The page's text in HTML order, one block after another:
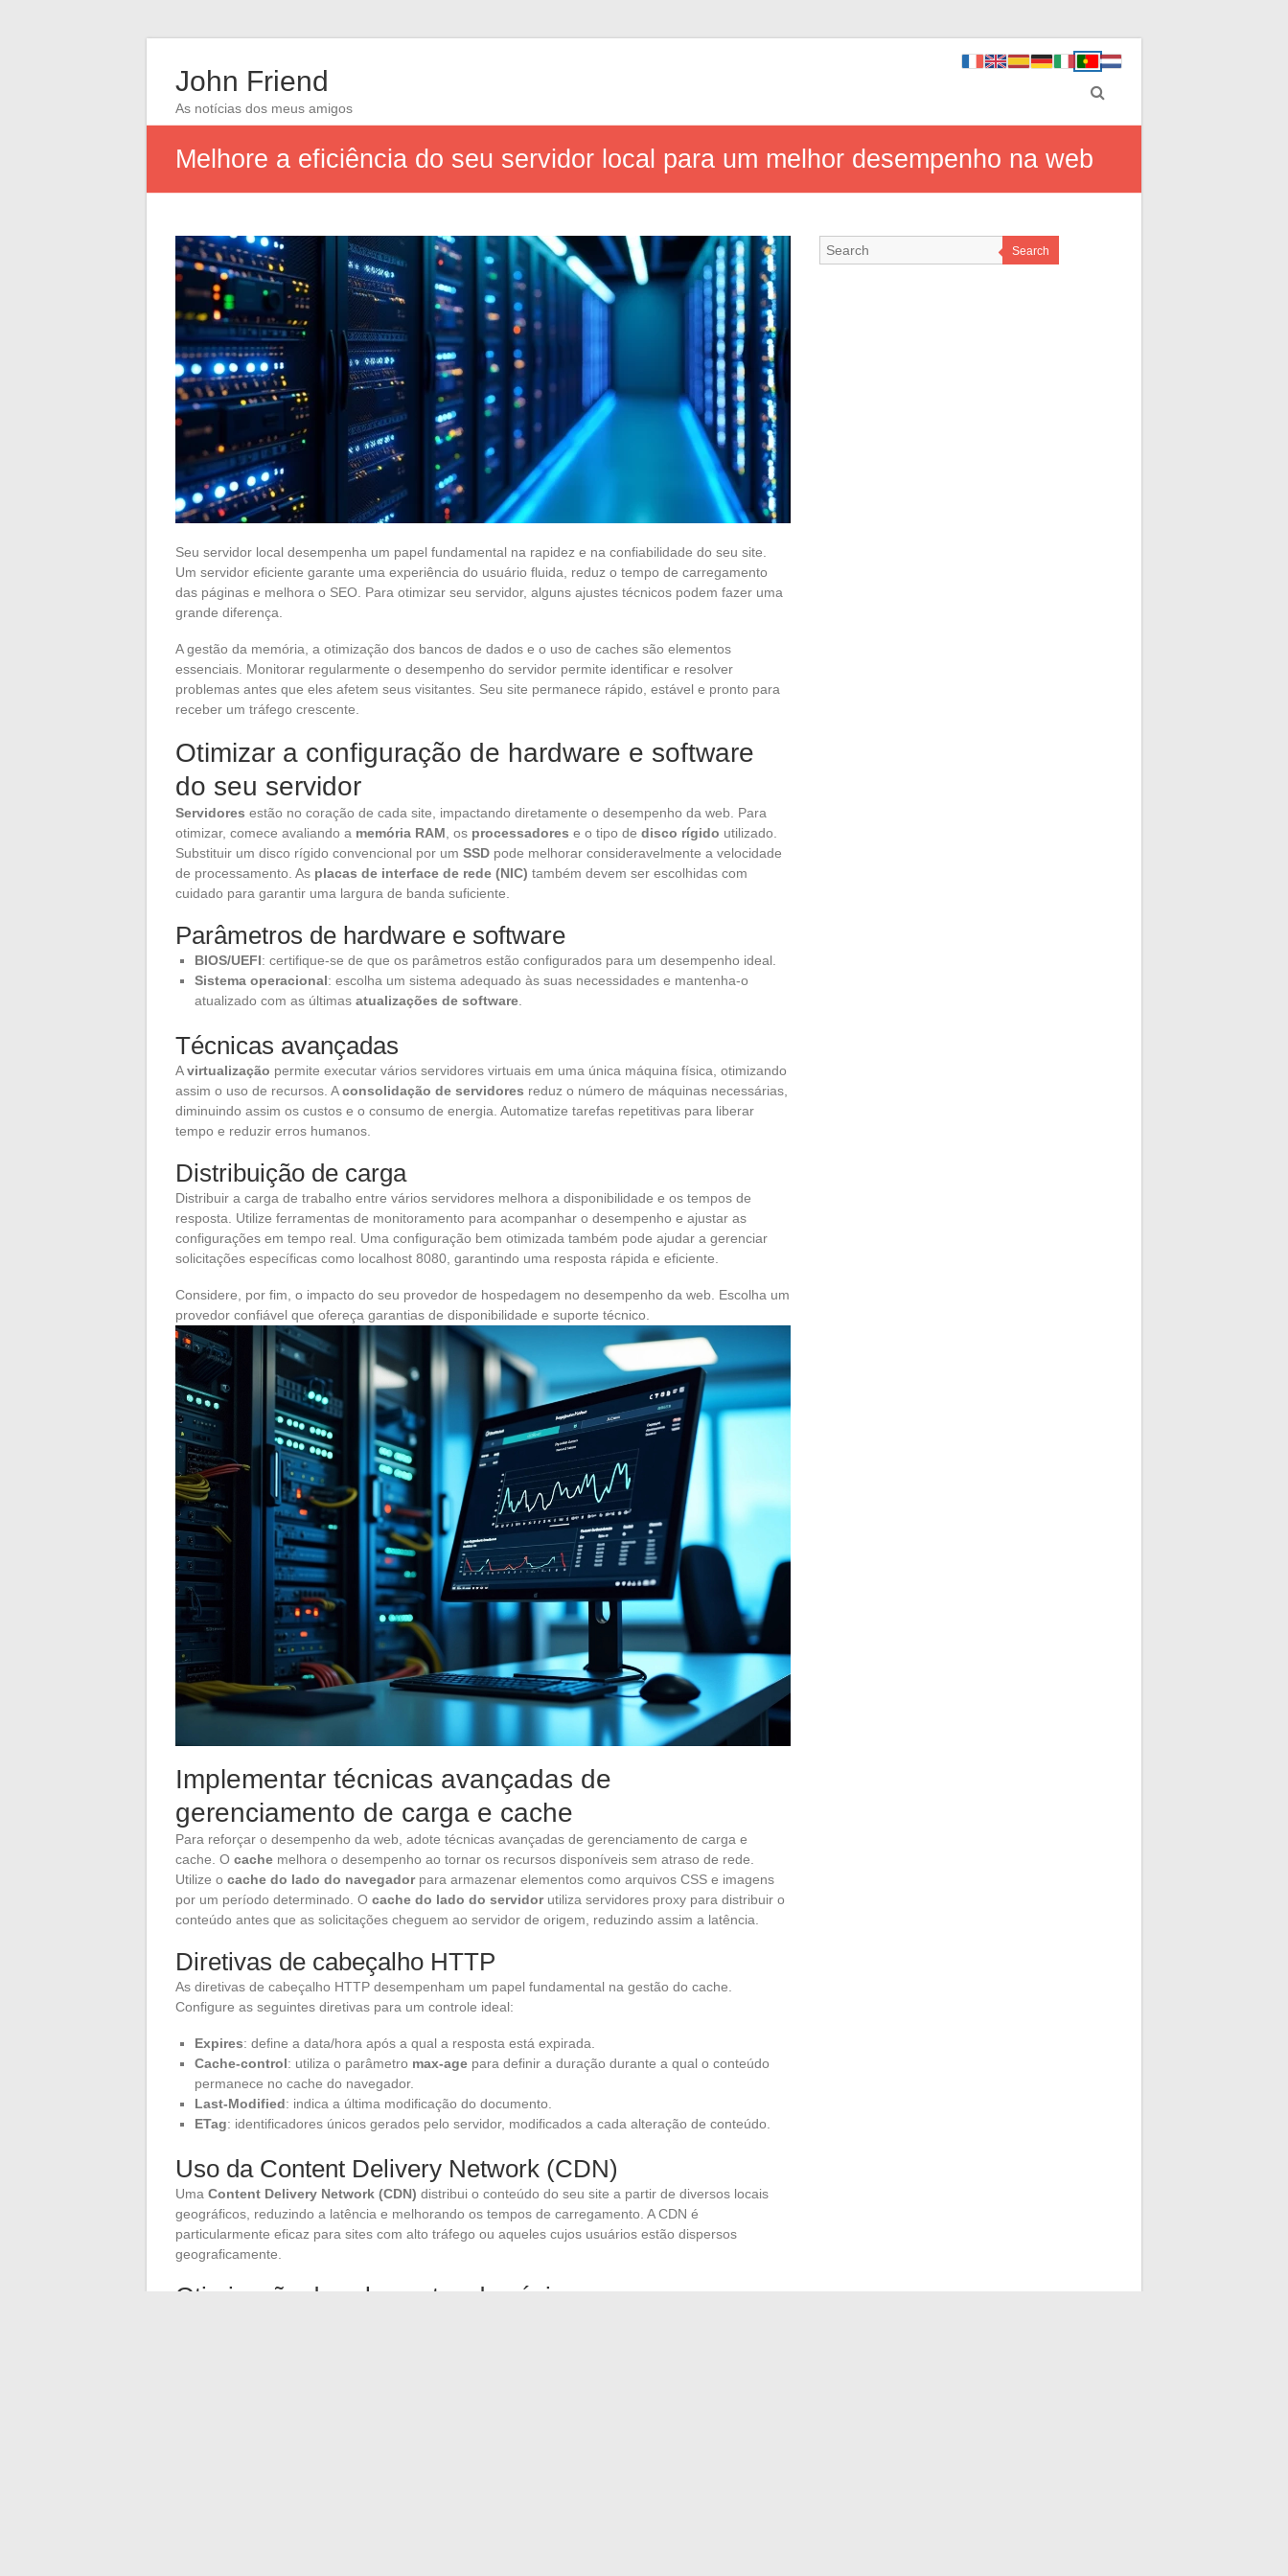
John Friend
As notícias dos meus amigos
Melhore a eficiência do seu servidor local para um melhor desempenho na web
Seu servidor local desempenha um papel fundamental na rapidez e na confiabilidade do seu site.
Um servidor eficiente garante uma experiência do usuário fluida, reduz o tempo de carregamento
das páginas e melhora o SEO. Para otimizar seu servidor, alguns ajustes técnicos podem fazer uma
grande diferença.
A gestão da memória, a otimização dos bancos de dados e o uso de caches são elementos
essenciais. Monitorar regularmente o desempenho do servidor permite identificar e resolver
problemas antes que eles afetem seus visitantes. Seu site permanece rápido, estável e pronto para
receber um tráfego crescente.
Otimizar a configuração de hardware e software
do seu servidor
Servidores estão no coração de cada site, impactando diretamente o desempenho da web. Para
otimizar, comece avaliando a memória RAM , os processadores e o tipo de disco rígido utilizado.
Substituir um disco rígido convencional por um SSD pode melhorar consideravelmente a velocidade
de processamento. As placas de interface de rede (NIC) também devem ser escolhidas com
cuidado para garantir uma largura de banda suficiente.
Parâmetros de hardware e software
BIOS/UEFI: certifique-se de que os parâmetros estão configurados para um desempenho ideal.
Sistema operacional: escolha um sistema adequado às suas necessidades e mantenha-o
atualizado com as últimas atualizações de software
Técnicas avançadas
Avirtualização permite executar vários servidores virtuais em uma única máquina física, otimizando
assim o uso de recursos. Aconsolidação de servidores reduz o número de máquinas necessárias,
diminuindo assim os custos e o consumo de energia. Automatize tarefas repetitivas para liberar
tempo e reduzir erros humanos.
Distribuição de carga
Distribuir a carga de trabalho entre vários servidores melhora a disponibilidade e os tempos de
resposta. Utilize ferramentas de monitoramento para acompanhar o desempenho e ajustar as
configurações em tempo real. Uma configuração bem otimizada também pode ajudar a gerenciar
solicitações específicas como localhost 8080, garantindo uma resposta rápida e eficiente.
Considere, por fim, o impacto do seu provedor de hospedagem no desempenho da web. Escolha um
provedor confiável que ofereça garantias de disponibilidade e suporte técnico.
Implementar técnicas avançadas de
gerenciamento de carga e cache
Para reforçar o desempenho da web, adote técnicas avançadas de gerenciamento de carga e
cache. O cache melhora o desempenho ao tornar os recursos disponíveis sem atraso de rede.
Utilize o cache do lado do navegadorpara armazenar elementos como arquivos CSS e imagens
por um período determinado. O cache do lado do servidorutiliza servidores proxy para distribuir o
conteúdo antes que as solicitações cheguem ao servidor de origem, reduzindo assim a latência.
Diretivas de cabeçalho HTTP
As diretivas de cabeçalho HTTP desempenham um papel fundamental na gestão do cache.
Configure as seguintes diretivas para um controle ideal:
Expires: define a data/hora após a qual a resposta está expirada.
Cache-control: utiliza o parâmetro max-age para definir a duração durante a qual o conteúdo
permanece no cache do navegador.
Last-Modified: indica a última modificação do documento.
ETag: identificadores únicos gerados pelo servidor, modificados a cada alteração de conteúdo.
Uso da Content Delivery Network (CDN)
Uma Content Delivery Network (CDN) distribui o conteúdo do seu site a partir de diversos locais
geográficos, reduzindo a latência e melhorando os tempos de carregamento. A CDN é
particularmente eficaz para sites com alto tráfego ou aqueles cujos usuários estão dispersos
geograficamente.
Otimização dos elementos da página
Search